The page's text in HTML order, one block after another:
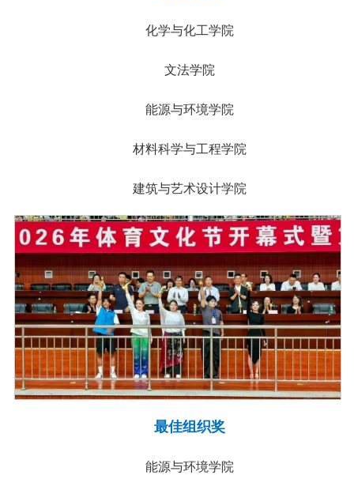
化学与化工学院
文法学院
能源与环境学院
材料科学与工程学院
建筑与艺术设计学院
最佳组织奖
能源与环境学院